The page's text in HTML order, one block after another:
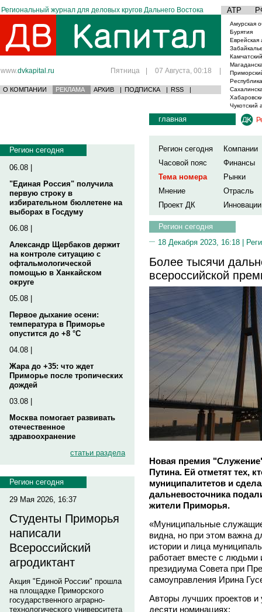
Региональный журнал для деловых кругов Дальнего Востока АТР
www.dvkapital.ru Пятница | 07 Августа, 00:18 |
О КОМПАНИИ РЕКЛАМА АРХИВ | ПОДПИСКА | RSS |
Амурская
Бурятия
Еврейская
Чукотский
Регион сегодня
06.08 |
"Единая Россия" получила
первую строку в
избирательном бюллетене на
выборах в Госдуму
06.08 |
Александр Щербаков держит
на контроле ситуацию с
офтальмологической
помощью в Ханкайском
округе
05.08 |
Первое дыхание осени:
температура в Приморье
опустится до +8 °C
04.08 |
Жара до +35: что ждет
Приморье после тропических
дождей
03.08 |
Москва помогает развивать
отечественное
здравоохранение
статьи раздела
Регион сегодня
29 Мая 2026, 16:37
Студенты Приморья
написали
Всероссийский
агродиктант
Акция "Единой России" прошла
на площадке Приморского
государственного аграрно-
технологического университета
главная
Регион сегодня
Компании
Часовой пояс
Финансы
Тема номера
Рынки
Мнение
Отрасль
Проект ДК
Инновации
Регион сегодня
18 Декабря 2023, 16:18 |
Более тысячи
всероссийской
Новая премия
Путина. Ей отметят тех,
муниципалитетов и
дальневосточника
жители Приморья.
«Муниципальные
видна, но при этом важна
истории и лица
работает вместе с
президиума Совета при
самоуправления Ирина
Авторы лучших проектов и
десяти номинациях: